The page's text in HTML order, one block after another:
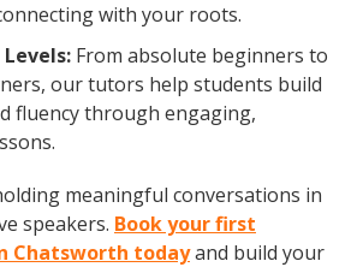
with your roots.
From absolute beginners to
our tutors help students build
fluency through engaging,
meaningful conversations in
speakers. Book your first
Chatsworth todayand build your